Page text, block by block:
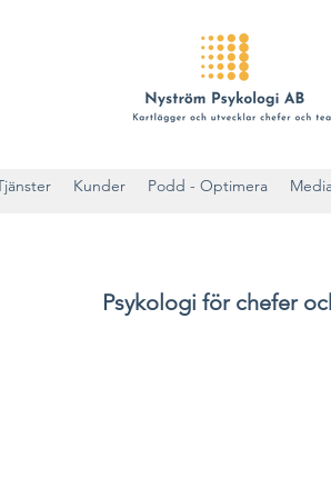
Kunder Podd - Optimera
Psykologi för chefer